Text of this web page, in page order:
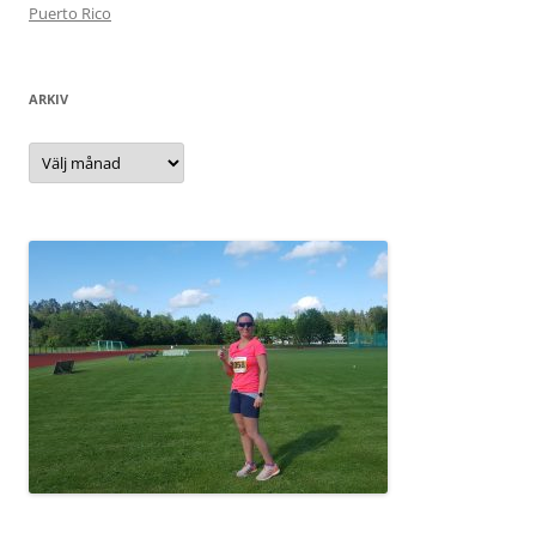
Puerto Rico
ARKIV
Arkiv